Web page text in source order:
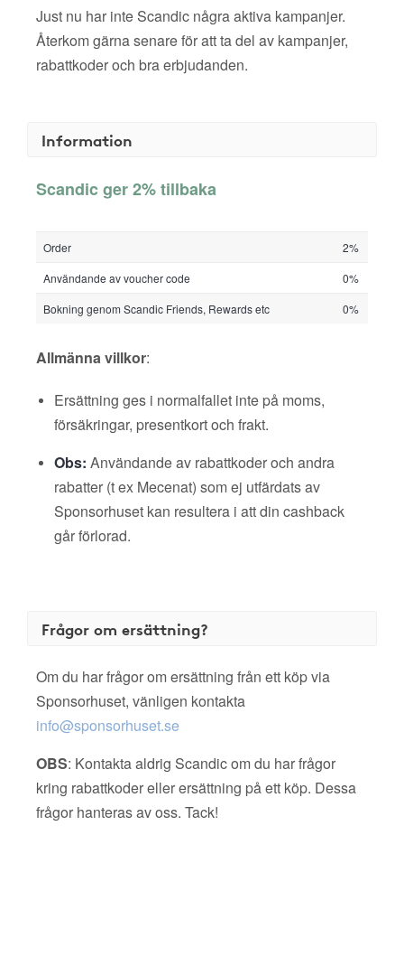
Just nu har inte Scandic några aktiva kampanjer.
Återkom gärna senare för att ta del av kampanjer,
rabattkoder och bra erbjudanden.
Information
Scandic ger 2% tillbaka
Order
2%
Användande av voucher code
0%
Bokning genom Scandic Friends, Rewards etc
0%
Allmänna villkor:
Ersättning ges i normalfallet inte på moms,
försäkringar, presentkort och frakt.
Obs: Användande av rabattkoder och andra
rabatter (t ex Mecenat) som ej utfärdats av
Sponsorhuset kan resultera i att din cashback
går förlorad.
Frågor om ersättning?
Om du har frågor om ersättning från ett köp via
Sponsorhuset, vänligen kontakta
info@sponsorhuset.se
OBS: Kontakta aldrig Scandic om du har frågor
kring rabattkoder eller ersättning på ett köp. Dessa
frågor hanteras av oss. Tack!